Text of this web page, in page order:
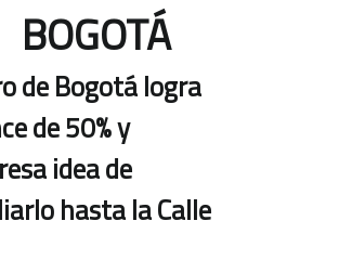
BOGOTÁ
de Bogotá logra
de 50% y
idea de
hasta la Calle